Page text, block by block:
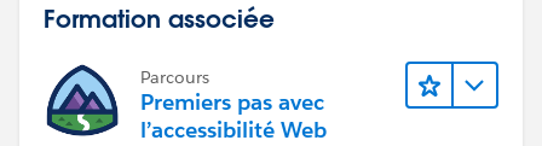
Hope this helps
ZZ
Formation associée
Parcours
Premiers pas avec
l’accessibilité Web